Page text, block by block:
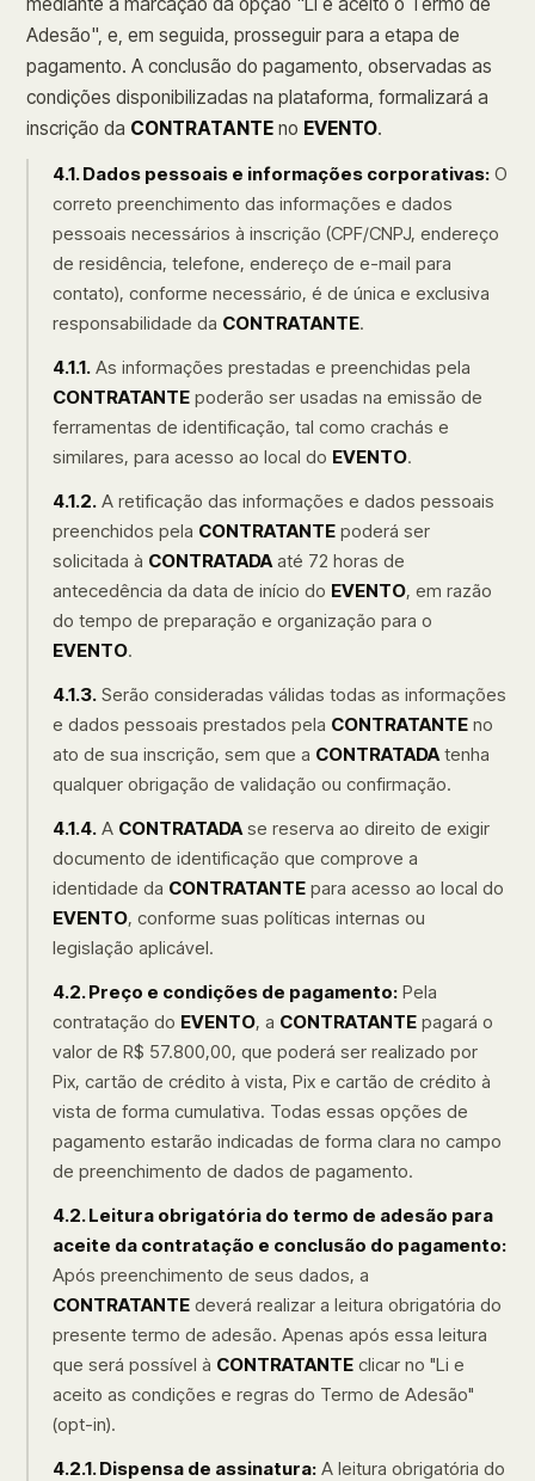
Adesão", e, em seguida, prosseguir para a etapa de
pagamento. A conclusão do pagamento, observadas as
condições disponibilizadas na plataforma, formalizará a
inscrição da CONTRATANTE no EVENTO.
4.1. Dados pessoais e informações corporativas: O
correto preenchimento das informações e dados
pessoais necessários à inscrição (CPF/CNPJ, endereço
de residência, telefone, endereço de e-mail para
contato), conforme necessário, é de única e exclusiva
responsabilidade da CONTRATANTE.
4.1.1. As informações prestadas e preenchidas pela
CONTRATANTE poderão ser usadas na emissão de
ferramentas de identificação, tal como crachás e
similares, para acesso ao local do EVENTO.
4.1.2. A retificação das informações e dados pessoais
preenchidos pela CONTRATANTE poderá ser
solicitada à CONTRATADAaté 72 horas de
antecedência da data de início do EVENTO, em razão
do tempo de preparação e organização para o
EVENTO.
4.1.3. Serão consideradas válidas todas as informações
e dados pessoais prestados pela CONTRATANTE no
ato de sua inscrição, sem que a CONTRATADAtenha
qualquer obrigação de validação ou confirmação.
4.1.4. A CONTRATADAse reserva ao direito de exigir
documento de identificação que comprove a
identidade da CONTRATANTE para acesso ao local do
EVENTO, conforme suas políticas internas ou
legislação aplicável.
4.2. Preço e condições de pagamento: Pela
contratação do EVENTO, a CONTRATANTE pagará o
valor de R$ 57.800,00, que poderá ser realizado por
Pix, cartão de crédito à vista, Pix e cartão de crédito à
vista de forma cumulativa. Todas essas opções de
pagamento estarão indicadas de forma clara no campo
de preenchimento de dados de pagamento.
4.2. Leitura obrigatória do termo de adesão para
aceite da contratação e conclusão do pagamento:
Após preenchimento de seus dados, a
CONTRATANTE deverá realizar a leitura obrigatória do
presente termo de adesão. Apenas após essa leitura
que será possível à CONTRATANTE clicar no "Li e
aceito as condições e regras do Termo de Adesão"
(opt-in).
4.2.1. Dispensa de assinatura: A leitura obrigatória do